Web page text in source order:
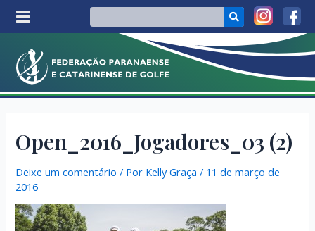
Open_2016_Jogadores_03 (2)
Deixe um comentário / Por Kelly Graça / 11 de março de
2016